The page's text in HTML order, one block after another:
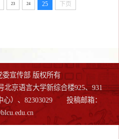
23 24 25 下页
委宣传部 版权所有
北京语言大学新综合楼925、931
心）、82303029 投稿邮箱：